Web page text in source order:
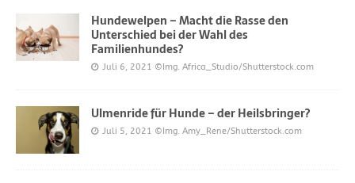
Hundewelpen – Macht die Rasse den
Unterschied bei der Wahl des
Familienhundes?
Juli 6, 2021 ©Img. Africa_Studio/Shutterstock.com
Ulmenride für Hunde – der Heilsbringer?
Juli 5, 2021 ©Img. Amy_Rene/Shutterstock.com